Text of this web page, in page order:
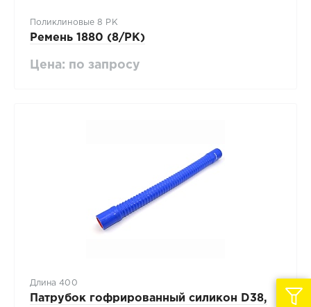
Поликлиновые 8 PK
Ремень 1880 (8/PK)
Цена: по запросу
Длина 400
Патрубок гофрированный силикон D38,